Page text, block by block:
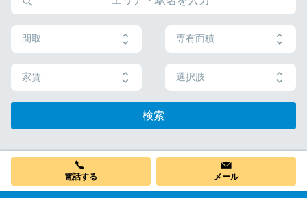
間取 専有面積
家賃 選択肢
検索
電話する メール